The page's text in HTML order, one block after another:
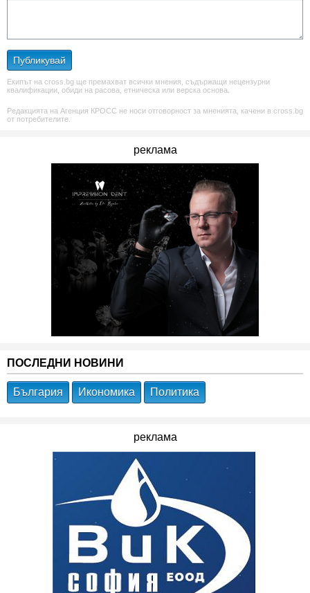
Публикувай
Екипът на cross.bg ще премахват всички мнения, съдържащи нецензурни
квалификации, обиди на расова, етническа или верска основа.
Редакцията на Агенция КРОСС не носи отговорност за мненията, качени в cross.bg
от потребителите.
реклама
ПОСЛЕДНИ НОВИНИ
България Икономика Политика
реклама